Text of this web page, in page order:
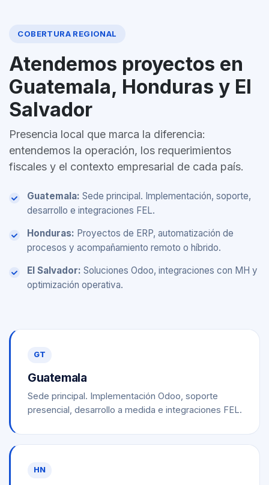
COBERTURA REGIONAL
Atendemos proyectos en
Guatemala, Honduras y El
Salvador
Presencia local que marca la diferencia:
entendemos la operación, los requerimientos
fiscales y el contexto empresarial de cada país.
Guatemala: Sede principal. Implementación, soporte,
desarrollo e integraciones FEL.
Honduras: Proyectos de ERP, automatización de
procesos y acompañamiento remoto o híbrido.
El Salvador: Soluciones Odoo, integraciones con MH y
optimización operativa.
GT
Guatemala
Sede principal. Implementación Odoo, soporte
presencial, desarrollo a medida e integraciones FEL.
HN